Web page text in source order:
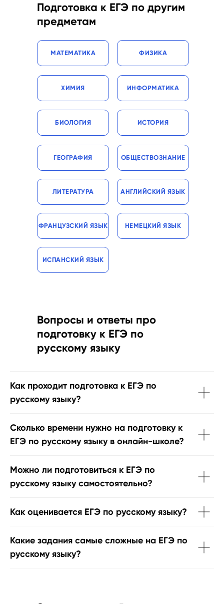
Подготовка к ЕГЭ по другим
предметам
МАТЕМАТИКА ФИЗИКА
ХИМИЯ ИНФОРМАТИКА
БИОЛОГИЯ ИСТОРИЯ
ГЕОГРАФИЯ ОБЩЕСТВОЗНАНИЕ
ЛИТЕРАТУРА
ИСПАНСКИЙ ЯЗЫК
АНГЛИЙСКИЙ ЯЗЫК
ФРАНЦУЗСКИЙ ЯЗЫК НЕМЕЦКИЙ ЯЗЫК
Вопросы и ответы про
подготовку к ЕГЭ по
русскому языку
Как проходит подготовка к ЕГЭ по
русскому языку?
Сколько времени нужно на подготовку к
ЕГЭ по русскому языку в онлайн-школе?
Можно ли подготовиться к ЕГЭ по
русскому языку самостоятельно?
Как оценивается ЕГЭ по русскому языку?
Какие задания самые сложные на ЕГЭ по
русскому языку?